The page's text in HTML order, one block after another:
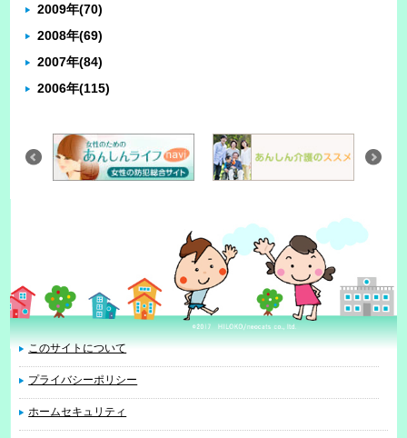
2009年(70)
2008年(69)
2007年(84)
2006年(115)
このサイトについて
プライバシーポリシー
ホームセキュリティ